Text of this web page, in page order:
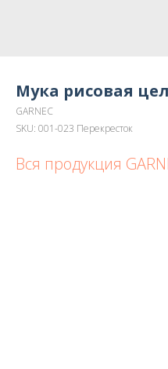
Мука рисовая
GARNEC
SKU: 001-023 Перекресток
Вся продукция